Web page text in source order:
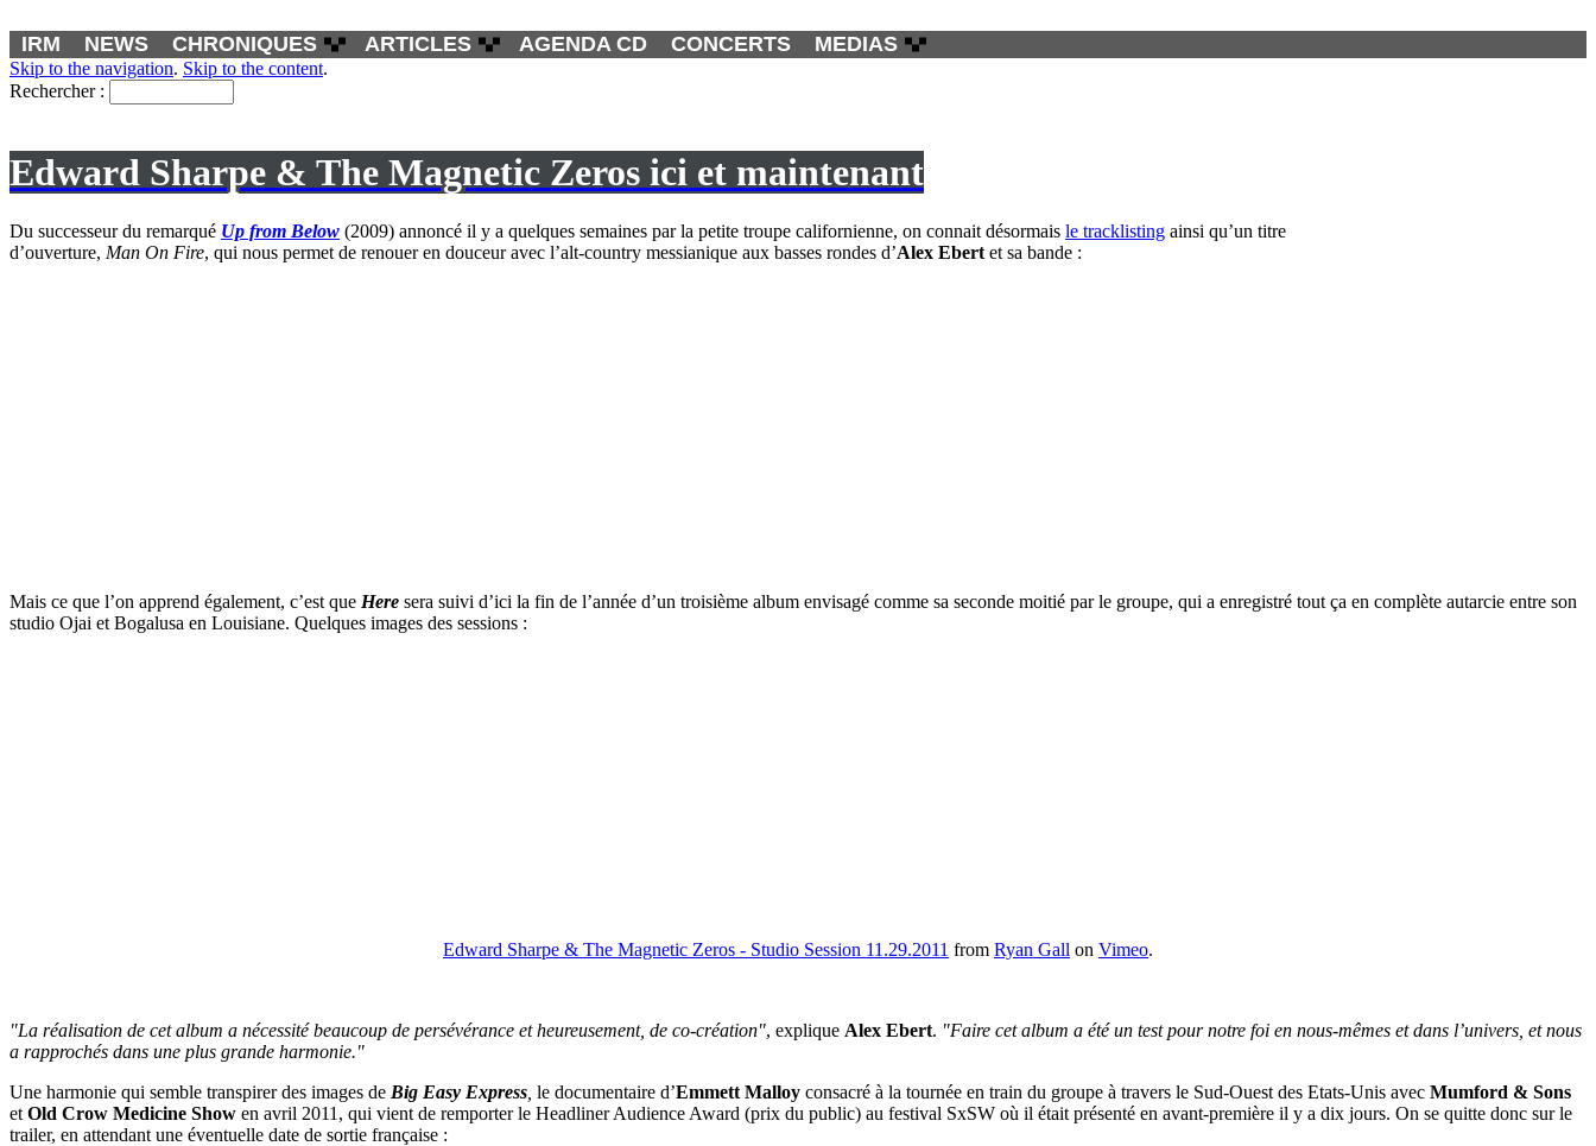
IRM NEWS CHRONIQUES ARTICLES AGENDA CD CONCERTS MEDIAS
Skip to the navigation. Skip to the content.
Rechercher :
Edward Sharpe & The Magnetic Zeros ici et maintenant
Du successeur du remarqué Up from Below (2009) annoncé il y a quelques semaines par la petite troupe californienne, on connait désormais le tracklisting ainsi qu’un titre
d’ouverture, Man On Fire, qui nous permet de renouer en douceur avec l’alt-country messianique aux basses rondes d’Alex Ebert et sa bande :
Mais ce que l’on apprend également, c’est que Here sera suivi d’ici la fin de l’année d’un troisième album envisagé comme sa seconde moitié par le groupe, qui a enregistré tout ça en complète autarcie entre son
studio Ojai et Bogalusa en Louisiane. Quelques images des sessions :
Edward Sharpe & The Magnetic Zeros - Studio Session 11.29.2011 from Ryan Gall on Vimeo.
"La réalisation de cet album a nécessité beaucoup de persévérance et heureusement, de co-création", explique Alex Ebert. "Faire cet album a été un test pour notre foi en nous-mêmes et dans l’univers, et nous
a rapprochés dans une plus grande harmonie."
Une harmonie qui semble transpirer des images de Big Easy Express le documentaire d’Emmett Malloy consacré à la tournée en train du groupe à travers le Sud-Ouest des Etats-Unis avec Mumford & Sons
et Old Crow Medicine Show en avril 2011, qui vient de remporter le Headliner Audience Award (prix du public) au festival SxSW où il était présenté en avant-première il y a dix jours. On se quitte donc sur le
trailer, en attendant une éventuelle date de sortie française :